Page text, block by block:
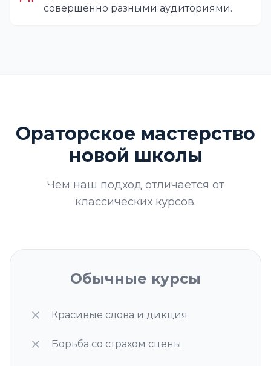
совершенно разными аудиториями.
Ораторское мастерство
новой школы
Чем наш подход отличается от
классических курсов.
Обычные курсы
Красивые слова и дикция
Борьба со страхом сцены